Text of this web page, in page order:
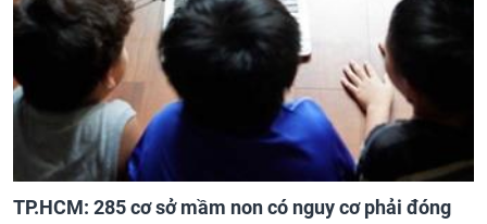
TP.HCM: 285 cơ sở mầm non có nguy cơ phải đóng